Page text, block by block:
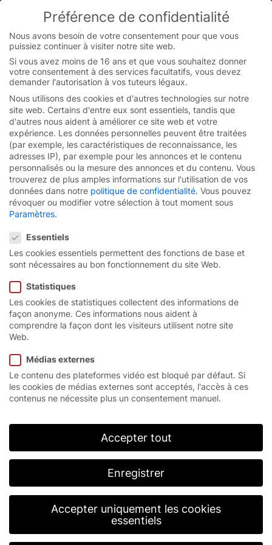
You are currently on the French website.
Switch to the English version.
Skip
content
Page d’accueil/Presser/Images de presse/Images de
presse éducation
Images de presse
éducation
Nos images et vidéos peuvent être téléchargées ici.
Éducation
Télécharger Web (72dpi)
Télécharger Print (300dpi)
Préférence de confidentialité
Nous avons besoin de votre consentement pour que vous
puissiez continuer à visiter notre site web.
Si vous avez moins de 16 ans et que vous souhaitez donner
votre consentement à des services facultatifs, vous devez
demander l'autorisation à vos tuteurs légaux.
Nous utilisons des cookies et d'autres technologies sur notre
site web. Certains d'entre eux sont essentiels, tandis que
d'autres nous aident à améliorer ce site web et votre
expérience. Les données personnelles peuvent être traitées
(par exemple, les caractéristiques de reconnaissance, les
adresses IP), par exemple pour les annonces et le contenu
personnalisés ou la mesure des annonces et du contenu. Vous
trouverez de plus amples informations sur l'utilisation de vos
données dans notre politique de confidentialité. Vous pouvez
révoquer ou modifier votre sélection à tout moment sous
Paramètres.
Essentiels
Les cookies essentiels permettent des fonctions de base et
sont nécessaires au bon fonctionnement du site Web.
Statistiques
Les cookies de statistiques collectent des informations de
façon anonyme. Ces informations nous aident à
comprendre la façon dont les visiteurs utilisent notre site
Web.
Médias externes
Le contenu des plateformes vidéo est bloqué par défaut. Si
les cookies de médias externes sont acceptés, l'accès à ces
contenus ne nécessite plus un consentement manuel.
Accepter tout
Enregistrer
Accepter uniquement les cookies
essentiels